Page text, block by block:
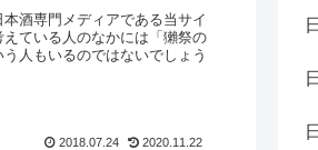
酒専門メディアである当サイ
ている人のなかには「獺祭の
人もいるのではないでしょう
2018.07.24 2020.11.22